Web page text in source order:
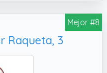
Mejor #8
Raqueta, 3